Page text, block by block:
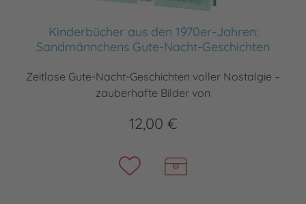
Kinderbücher aus den 1970er-Jahren:
Sandmännchens Gute-Nacht-Geschichten
Zeitlose Gute-Nacht-Geschichten voller Nostalgie –
zauberhafte Bilder von
12,00 €